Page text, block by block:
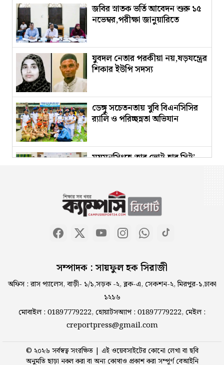
জবির স্নাতক ভর্তি আবেদন শুরু ১৫
নভেম্বর,পরীক্ষা জানুয়ারিতে​
যুবদল নেতার পরকীয়া নয়,ষড়যন্ত্রের
শিকার ইউপি সদস্য
ডেঙ্গু সচেতনতায় খুবি বিএনসিসির
র‍্যালি ও পরিচ্ছন্নতা অভিযান
ময়মনসিংহে ‘হার ভোট,হার সিট’
পাহাড় পেরিয়ে ক্যাম্পাসে:
স্বপ্ন,সংগ্রাম ও পরিচয়ের গল্প
অন্তর্ভুক্তিমূলক উন্নতি নিশ্চিত করা
সম্ভব নয়
চুয়েটের নবনিযুক্ত ভিসিকে আইইবি
চট্টগ্রাম কেন্দ্রে ফুলেল শুভেচ্ছা
চট্টগ্রাম ভেটেরিনারি ও এনিম্যাল
সম্পাদক : সায়ফুল হক সিরাজী
অফিস : রাস প্যালেস, বাড়ী- ১/১,সড়ক -২, ব্লক-এ, সেকশন-২, মিরপুর-১,ঢাকা
১২১৬
মোবাইল : 01897779222, হোয়াটসঅ্যাপ : 01897779222, মেইল :
creportpress@gmail.com
© ২০২৬ সর্বস্বত্ব সংরক্ষিত | এই ওয়েবসাইটের কোনো লেখা বা ছবি
অনুমতি ছাড়া নকল করা বা অন্য কোথাও প্রকাশ করা সম্পূর্ণ বেআইনি